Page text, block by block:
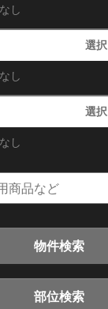
し
選択
し
選択
し
物件検索
部位検索